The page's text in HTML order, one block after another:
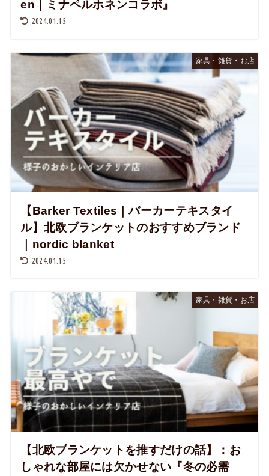
en｜ミナペルホネンコラボ』
2024.01.15
家具・雑貨・お店
【Barker Textiles｜バーカーテキスタイ
ル】北欧ブランケットのおすすめブランド
｜nordic blanket
2024.01.15
家具・雑貨・お店
【北欧ブランケットを推すだけの話】：お
しゃれな部屋には欠かせない『冬の必需